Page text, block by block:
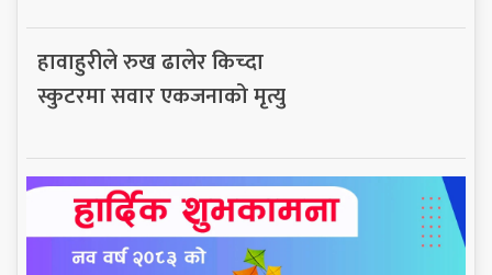
हावाहुरीले रुख ढालेर किच्दा
स्कुटरमा सवार एकजनाको मृत्यु